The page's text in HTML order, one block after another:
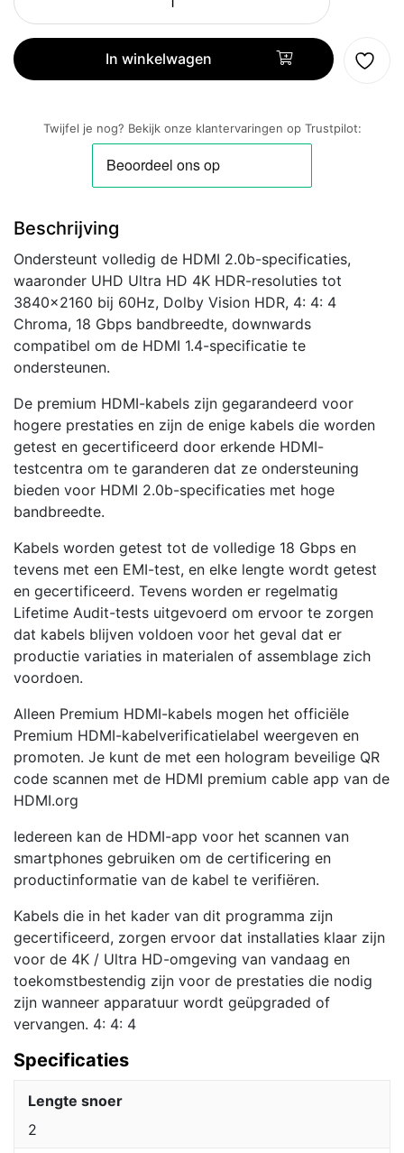
AK3944
kabel
2
(Standaard)
aantal
In winkelwagen
Twijfel je nog? Bekijk onze klantervaringen op Trustpilot:
Beschrijving
Ondersteunt volledig de HDMI 2.0b-specificaties,
waaronder UHD Ultra HD 4K HDR-resoluties tot
3840×2160 bij 60Hz, Dolby Vision HDR, 4: 4: 4
Chroma, 18 Gbps bandbreedte, downwards
compatibel om de HDMI 1.4-specificatie te
ondersteunen.
De premium HDMI-kabels zijn gegarandeerd voor
hogere prestaties en zijn de enige kabels die worden
getest en gecertificeerd door erkende HDMI-
testcentra om te garanderen dat ze ondersteuning
bieden voor HDMI 2.0b-specificaties met hoge
bandbreedte.
Kabels worden getest tot de volledige 18 Gbps en
tevens met een EMI-test, en elke lengte wordt getest
en gecertificeerd. Tevens worden er regelmatig
Lifetime Audit-tests uitgevoerd om ervoor te zorgen
dat kabels blijven voldoen voor het geval dat er
productie variaties in materialen of assemblage zich
voordoen.
Alleen Premium HDMI-kabels mogen het officiële
Premium HDMI-kabelverificatielabel weergeven en
promoten. Je kunt de met een hologram beveilige QR
code scannen met de HDMI premium cable app van de
HDMI.org
Iedereen kan de HDMI-app voor het scannen van
smartphones gebruiken om de certificering en
productinformatie van de kabel te verifiëren.
Kabels die in het kader van dit programma zijn
gecertificeerd, zorgen ervoor dat installaties klaar zijn
voor de 4K / Ultra HD-omgeving van vandaag en
toekomstbestendig zijn voor de prestaties die nodig
zijn wanneer apparatuur wordt geüpgraded of
vervangen. 4: 4: 4
Specificaties
Lengte snoer
2